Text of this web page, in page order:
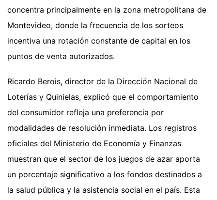
concentra principalmente en la zona metropolitana de
Montevideo, donde la frecuencia de los sorteos
incentiva una rotación constante de capital en los
puntos de venta autorizados.
Ricardo Berois, director de la Dirección Nacional de
Loterías y Quinielas, explicó que el comportamiento
del consumidor refleja una preferencia por
modalidades de resolución inmediata. Los registros
oficiales del Ministerio de Economía y Finanzas
muestran que el sector de los juegos de azar aporta
un porcentaje significativo a los fondos destinados a
la salud pública y la asistencia social en el país. Esta